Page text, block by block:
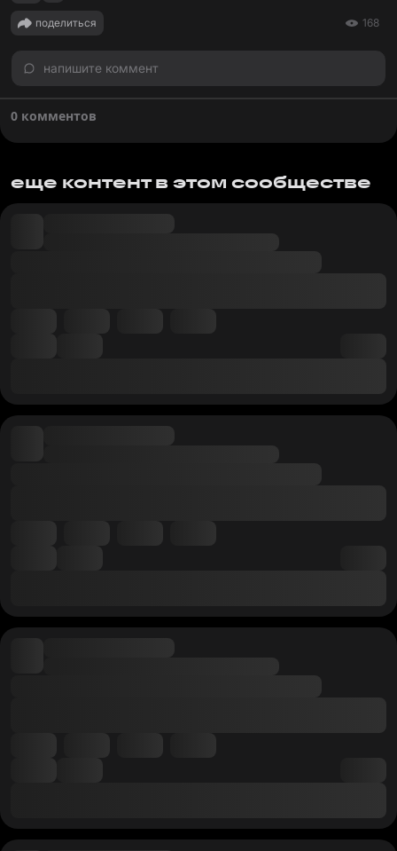
поделиться 168
напишите коммент
0 комментов
еще контент в этом сообществе